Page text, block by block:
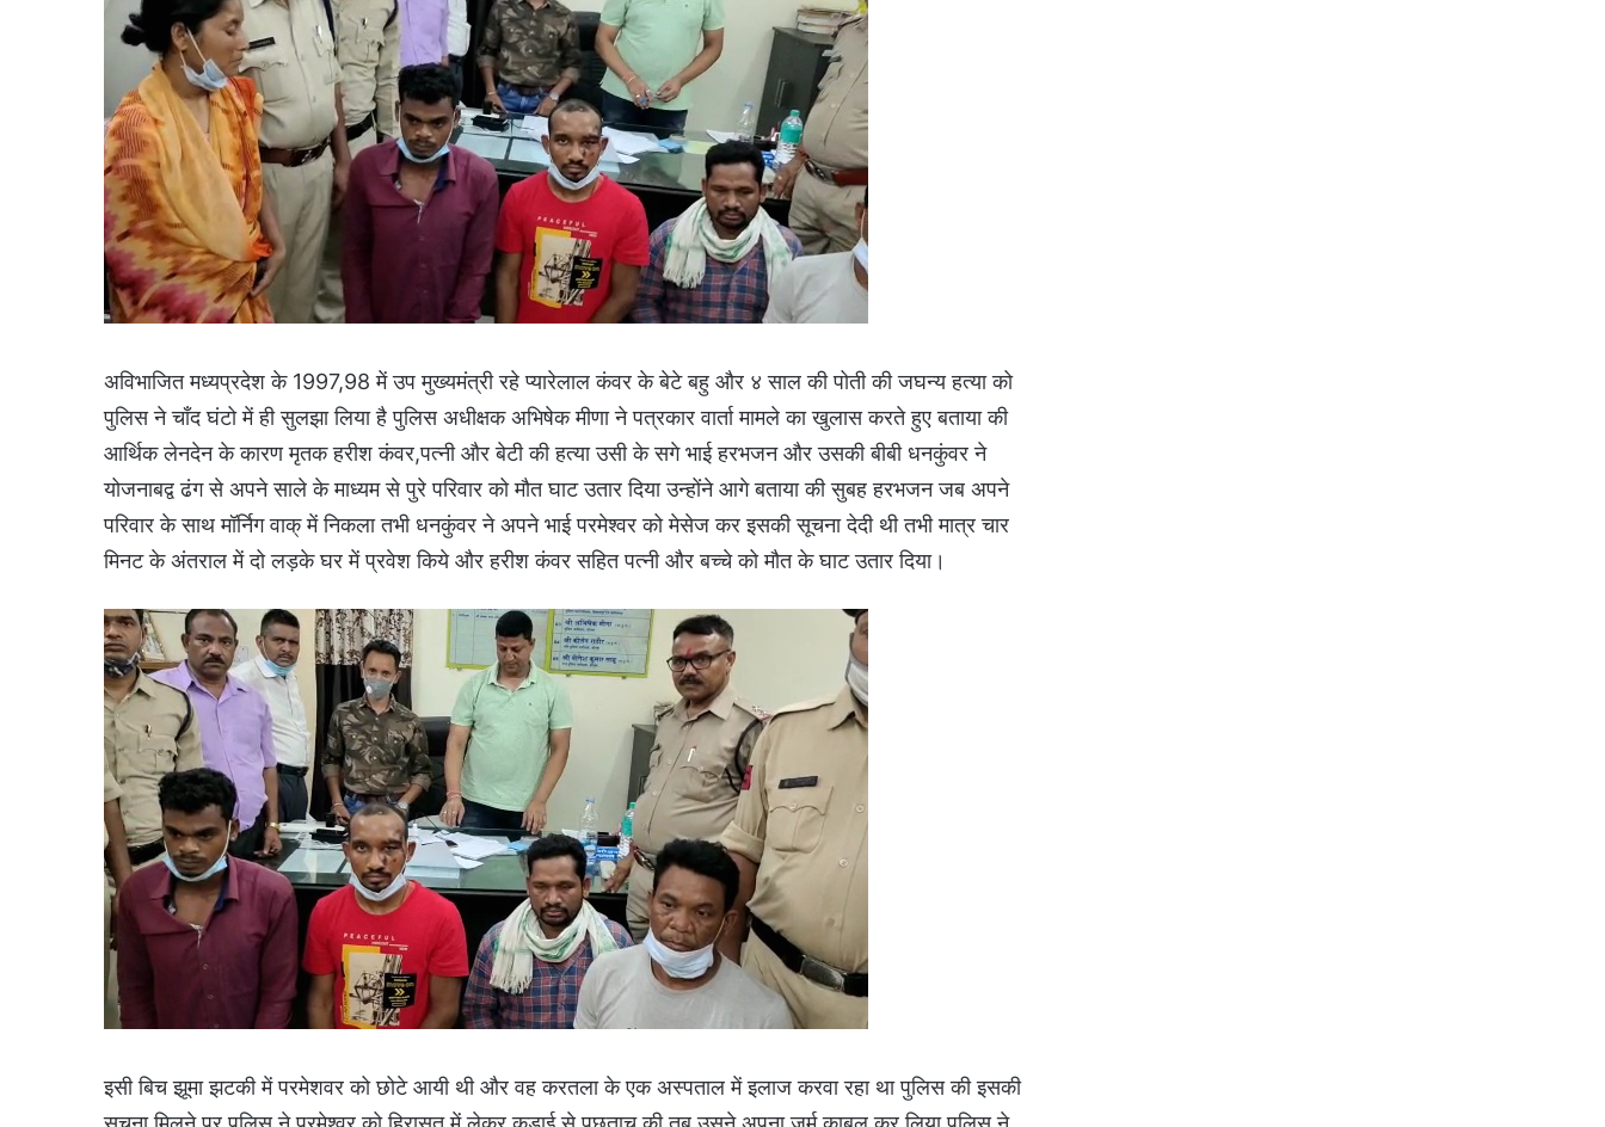
अविभाजित मध्यप्रदेश के 1997,98 में उप मुख्यमंत्री रहे प्यारेलाल कंवर के बेटे बहु और ४ साल की पोती की जघन्य हत्या को
पुलिस ने चाँद घंटो में ही सुलझा लिया है पुलिस अधीक्षक अभिषेक मीणा ने पत्रकार वार्ता मामले का खुलास करते हुए बताया की
आर्थिक लेनदेन के कारण मृतक हरीश कंवर,पत्नी और बेटी की हत्या उसी के सगे भाई हरभजन और उसकी बीबी धनकुंवर ने
योजनाबद्व ढंग से अपने साले के माध्यम से पुरे परिवार को मौत घाट उतार दिया उन्होंने आगे बताया की सुबह हरभजन जब अपने
परिवार के साथ मॉर्निग वाक् में निकला तभी धनकुंवर ने अपने भाई परमेश्वर को मेसेज कर इसकी सूचना देदी थी तभी मात्र चार
मिनट के अंतराल में दो लड़के घर में प्रवेश किये और हरीश कंवर सहित पत्नी और बच्चे को मौत के घाट उतार दिया।
इसी बिच झूमा झटकी में परमेशवर को छोटे आयी थी और वह करतला के एक अस्पताल में इलाज करवा रहा था पुलिस की इसकी